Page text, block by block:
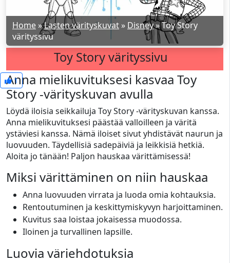
Home »Lasten värityskuvat » Disney»Toy Story
värityssivu
Toy Story värityssivu
1
Anna mielikuvituksesi kasvaa Toy
Story -värityskuvan avulla
Löydä iloisia seikkailuja Toy Story -värityskuvan kanssa.
Anna mielikuvituksesi päästää valloilleen ja väritä
ystäviesi kanssa. Nämä iloiset sivut yhdistävät naurun ja
luovuuden. Täydellisiä sadepäiviä ja leikkisiä hetkiä.
Aloita jo tänään! Paljon hauskaa värittämisessä!
Miksi värittäminen on niin hauskaa
Anna luovuuden virrata ja luoda omia kohtauksia.
Rentoutuminen ja keskittymiskyvyn harjoittaminen.
Kuvitus saa loistaa jokaisessa muodossa.
Iloinen ja turvallinen lapsille.
Luovia väriehdotuksia